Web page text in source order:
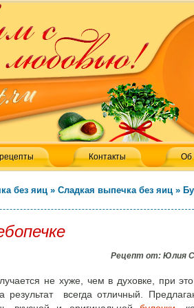
Контакты Об
без яиц » Сладкая выпечка без яиц »
Рецепт от: Юлия
не хуже, чем в духовке, при
результат всегда отличный.